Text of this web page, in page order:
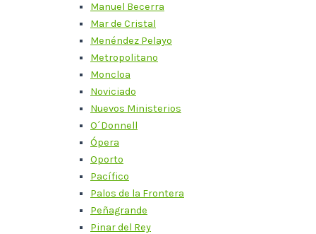
Manuel Becerra
Mar de Cristal
Menéndez Pelayo
Metropolitano
Moncloa
Noviciado
Nuevos Ministerios
O´Donnell
Ópera
Oporto
Pacífico
Palos de la Frontera
Peñagrande
Pinar del Rey